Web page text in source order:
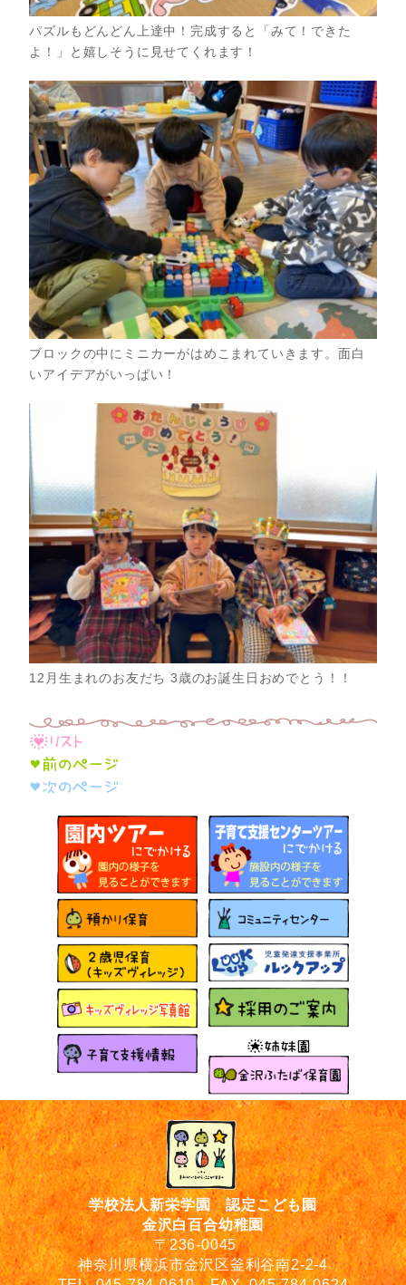
パズルもどんどん上達中！完成すると「みて！できた
よ！」と嬉しそうに見せてくれます！
ブロックの中にミニカーがはめこまれていきます。面白
いアイデアがいっぱい！
12月生まれのお友だち 3歳のお誕生日おめでとう！！
学校法人新栄学園 認定こども園
金沢白百合幼稚園
〒236-0045
神奈川県横浜市金沢区釜利谷南2-2-4